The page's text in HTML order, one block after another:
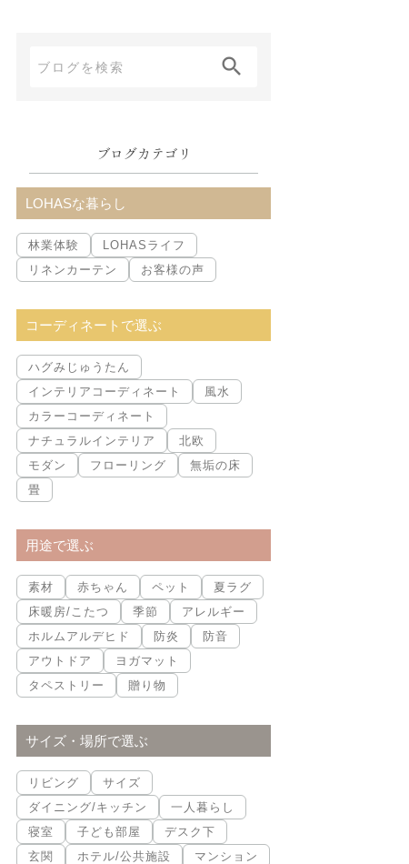
ブ
索:
ブログカテゴリ
LOHASな暮らし
林業体験
LOHASライフ
リネンカーテン
お客様の声
コーディネートで選ぶ
ハグみじゅうたん
インテリアコーディネート
風水
カラーコーディネート
ナチュラルインテリア
北欧
モダン
フローリング
無垢の床
畳
用途で選ぶ
素材 赤ちゃん ペット
夏ラグ
床暖房/こたつ
季節
アレルギー
ホルムアルデヒド
防炎
防音
アウトドア
ヨガマット
タペストリー
贈り物
サイズ・場所で選ぶ
リビング
サイズ
ダイニング/キッチン
一人暮らし
寝室
子ども部屋
デスク下
玄関
ホテル/公共施設 マンション